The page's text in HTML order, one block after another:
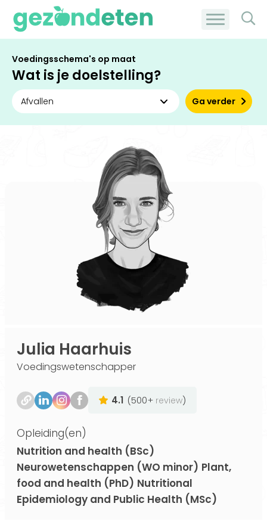
Voedingsschema's op maat
Wat is je doelstelling?
Ga verder
Julia Haarhuis
Voedingswetenschapper
4.1 (500+ review)
Opleiding(en)
Nutrition and health (BSc)
Neurowetenschappen (WO minor) Plant,
food and health (PhD) Nutritional
Epidemiology and Public Health (MSc)